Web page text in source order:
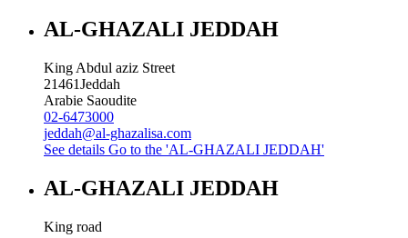
AL-GHAZALI JEDDAH
King Abdul aziz Street
21461Jeddah
Arabie Saoudite
02-6473000
jeddah@al-ghazalisa.com
See details Go to the 'AL-GHAZALI JEDDAH'
AL-GHAZALI JEDDAH
King road